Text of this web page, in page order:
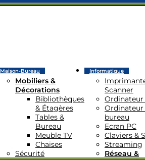
Maison-Bureau
Mobiliers &
Décorations
Bibliothèques
& Étagères
Tables &
Bureau
Meuble TV
Chaises
Sécurité
Informatique
Scanner
Ordinateur
bureau
Ecran PC
Claviers &
Streaming
Réseau &